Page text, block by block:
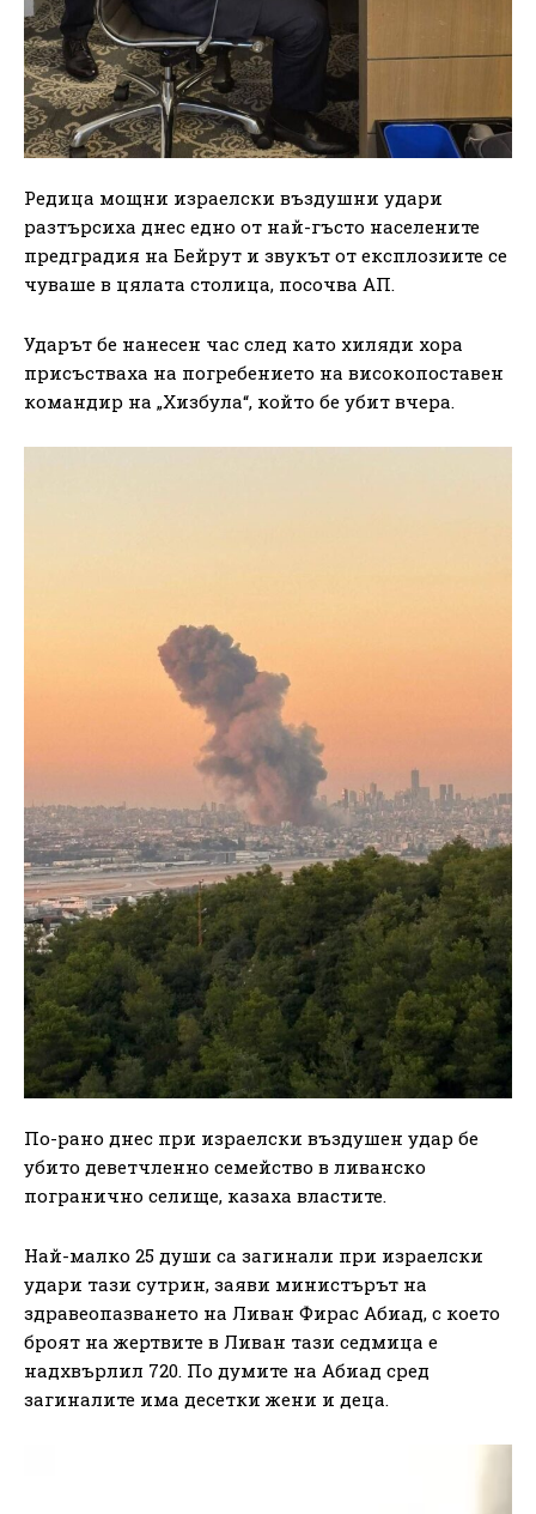
Редица мощни израелски въздушни удари
разтърсиха днес едно от най-гъсто населените
предградия на Бейрут и звукът от експлозиите се
чуваше в цялата столица, посочва АП.
Ударът бе нанесен час след като хиляди хора
присъстваха на погребението на високопоставен
командир на „Хизбула“, който бе убит вчера.
По-рано днес при израелски въздушен удар бе
убито деветчленно семейство в ливанско
погранично селище, казаха властите.
Най-малко 25 души са загинали при израелски
удари тази сутрин, заяви министърът на
здравеопазването на Ливан Фирас Абиад, с което
броят на жертвите в Ливан тази седмица е
надхвърлил 720. По думите на Абиад сред
загиналите има десетки жени и деца.